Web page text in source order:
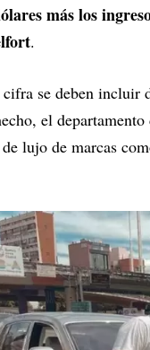
más los
.
se deben incluir
el
lujo de marcas